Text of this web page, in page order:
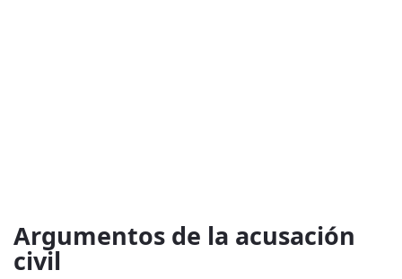
Argumentos de la acusación
civil